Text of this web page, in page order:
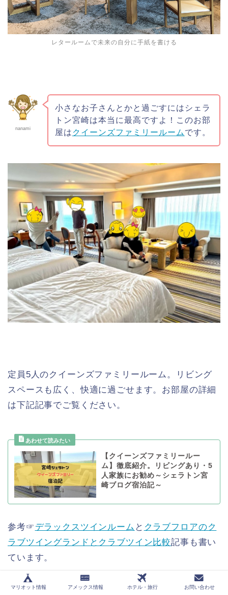
レタールームで未来の自分に手紙を書ける
nanami
小さなお子さんとかと過ごすにはシェラ
トン宮崎は本当に最高ですよ！このお部
屋は クイーンズファミリールーム です。
定員5人のクイーンズファミリールーム。リビング
スペースも広く、快適に過ごせます。お部屋の詳細
は下記記事でご覧ください。
【クイーンズファミリールー
ム】徹底紹介。リビングあり・5
人家族にお勧め～シェラトン宮
崎ブログ宿泊記～
参考☞デラックスツインルーム と クラブフロアのク
ラブツイングランドとクラブツイン比較記事も書い
ています。
マリオット情報 アメックス情報 ホテル・旅行 お問い合わせ